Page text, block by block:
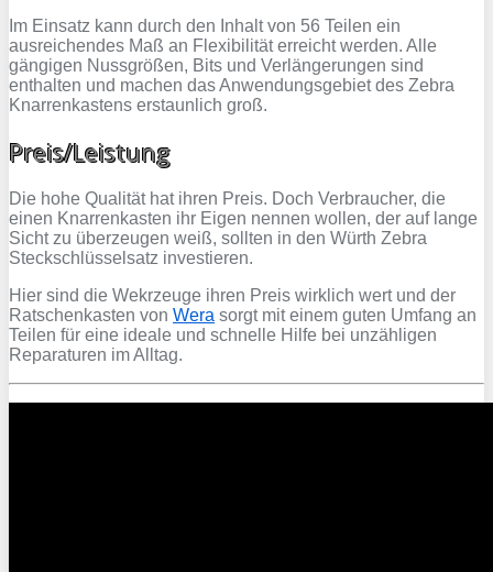
Im Einsatz kann durch den Inhalt von 56 Teilen ein
ausreichendes Maß an Flexibilität erreicht werden. Alle
gängigen Nussgrößen, Bits und Verlängerungen sind
enthalten und machen das Anwendungsgebiet des Zebra
Knarrenkastens erstaunlich groß.
Preis/Leistung
Die hohe Qualität hat ihren Preis. Doch Verbraucher, die
einen Knarrenkasten ihr Eigen nennen wollen, der auf lange
Sicht zu überzeugen weiß, sollten in den Würth Zebra
Steckschlüsselsatz investieren.
Hier sind die Wekrzeuge ihren Preis wirklich wert und der
Ratschenkasten von Wera sorgt mit einem guten Umfang an
Teilen für eine ideale und schnelle Hilfe bei unzähligen
Reparaturen im Alltag.